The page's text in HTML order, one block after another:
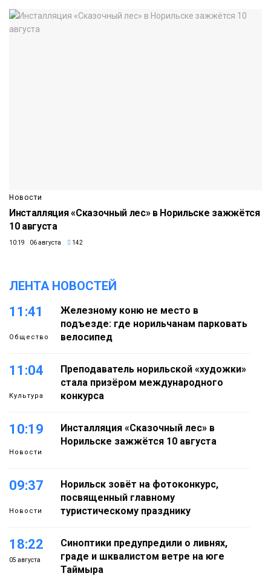
Новости
Инсталляция «Сказочный лес» в Норильске зажжётся
10 августа
10:19 06 августа 142
ЛЕНТА НОВОСТЕЙ
11:41
Общество
Железному коню не место в
подъезде: где норильчанам парковать
велосипед
11:04
Культура
Преподаватель норильской «художки»
стала призёром международного
конкурса
10:19
Новости
Инсталляция «Сказочный лес» в
Норильске зажжётся 10 августа
09:37
Новости
Норильск зовёт на фотоконкурс,
посвященный главному
туристическому празднику
18:22
05 августа
Синоптики предупредили о ливнях,
граде и шквалистом ветре на юге
Таймыра